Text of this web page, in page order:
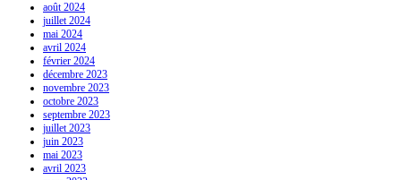
août 2024
juillet 2024
mai 2024
avril 2024
février 2024
décembre 2023
novembre 2023
octobre 2023
septembre 2023
juillet 2023
juin 2023
mai 2023
avril 2023